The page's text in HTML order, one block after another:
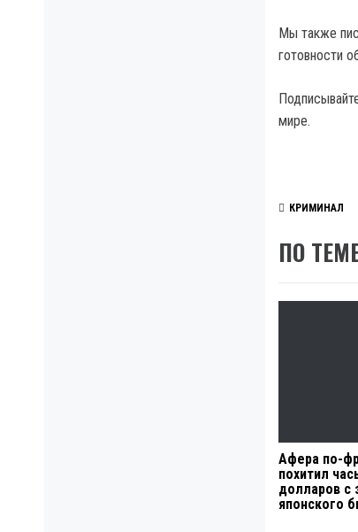
Мы также
готовности
мире.
КРИМИНАЛ
ПО
Афера по-
похитил
долларов с
японского